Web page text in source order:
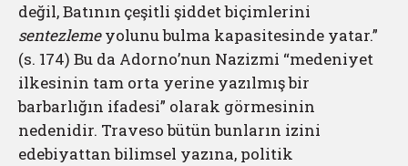
değil, Batının çeşitli şiddet biçimlerini
sentezlemeyolunu bulma kapasitesinde yatar.”
(s. 174) Bu da Adorno’nun Nazizmi “medeniyet
ilkesinin tam orta yerine yazılmış bir
barbarlığın ifadesi” olarak görmesinin
nedenidir. Traveso bütün bunların izini
edebiyattan bilimsel yazına, politik